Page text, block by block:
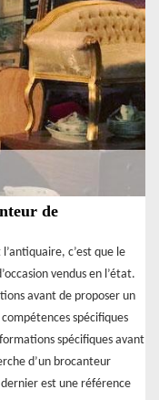
de
c’est que le
vendus en l’état.
avant de proposer un
spécifiques
spécifiques avant
d’un brocanteur
est une référence